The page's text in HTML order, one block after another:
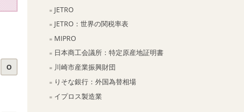
O
JETRO
JETRO：世界の関税率表
MIPRO
日本商工会議所：特定原産地証明書
川崎市産業振興財団
りそな銀行：外国為替相場
イプロス製造業